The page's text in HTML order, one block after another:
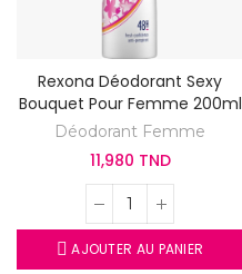
Rexona Déodorant Sexy
Bouquet Pour Femme 200ml
Déodorant Femme
11,980 TND
AJOUTER AU PANIER